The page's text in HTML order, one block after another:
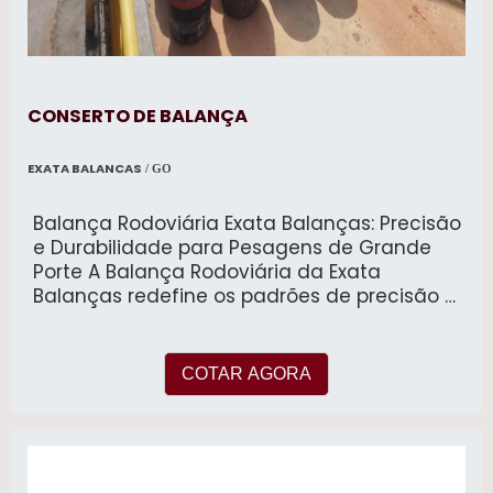
proteção integrado para evitar danos por
excesso de carga.
CONSERTO DE BALANÇA
EXATA BALANCAS / GO
Balança Rodoviária Exata Balanças: Precisão
e Durabilidade para Pesagens de Grande
Porte A Balança Rodoviária da Exata
Balanças redefine os padrões de precisão e
exigências rigorosas de diversos setores,
incluindo indústria, agricultura, e mineração,
COTAR AGORA